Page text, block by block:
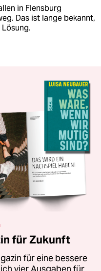
in Flensburg
Das ist lange bekannt,
für Zukunft
für eine bessere